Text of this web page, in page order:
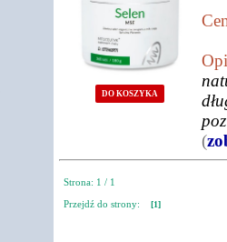
DO KOSZYKA
(
Strona: 1 / 1
Przejdź do strony:
[1]